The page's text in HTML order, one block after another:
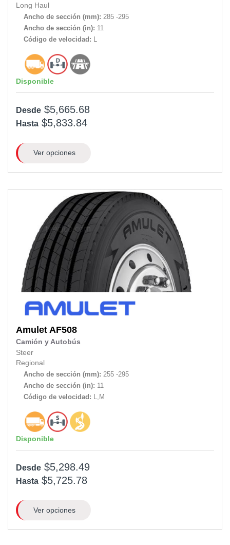
Long Haul
Ancho de sección (mm): 285 -295
Ancho de sección (in): 11
Código de velocidad: L
Disponible
Desde $5,665.68
Hasta $5,833.84
Ver opciones
Amulet AF508
Camión y Autobús
Steer
Regional
Ancho de sección (mm): 255 -295
Ancho de sección (in): 11
Código de velocidad: L,M
Disponible
Desde $5,298.49
Hasta $5,725.78
Ver opciones